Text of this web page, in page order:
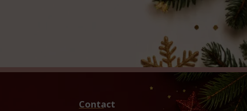
Contact